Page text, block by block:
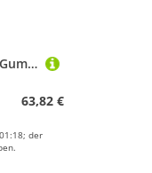
Zite Angelkescher Groß & Gummiert - Bootskescher mit Maßband-Skala für Raubfisch-Angeln
63,82 €
der